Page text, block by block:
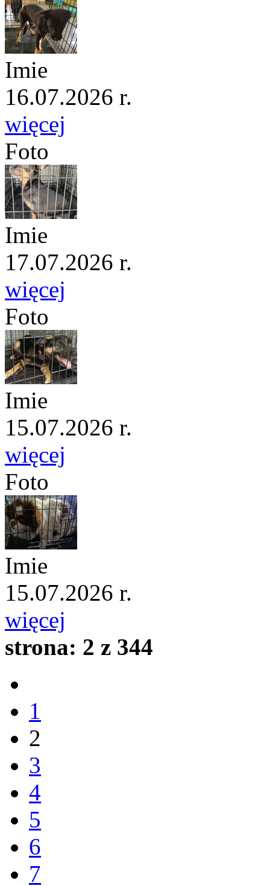
Imie
16.07.2026 r.
więcej
Foto
Imie
17.07.2026 r.
więcej
Foto
Imie
15.07.2026 r.
więcej
Foto
Imie
15.07.2026 r.
więcej
strona: 2 z 344
1
2
3
4
5
6
7